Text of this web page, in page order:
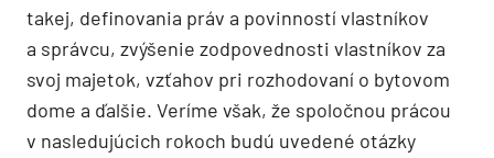
takej, definovania práv a povinností vlastníkov
a správcu, zvýšenie zodpovednosti vlastníkov za
svoj majetok, vzťahov pri rozhodovaní o bytovom
dome a ďalšie. Veríme však, že spoločnou prácou
v nasledujúcich rokoch budú uvedené otázky